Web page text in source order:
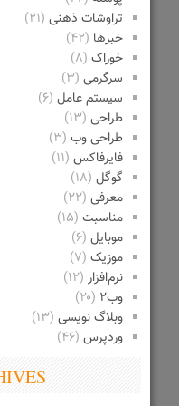
تراوشات ذهنی (۲۱)
خبرها (۴۲)
خوراک (۸)
سرگرمی (۳)
سیستم عامل (۶)
طراحی (۱۳)
طراحی وب (۳)
فایرفاکس (۱۱)
گوگل (۱۸)
معرفی (۲۲)
مناسبت (۱۵)
موبایل (۶)
موزیک (۷)
نرم‌افزار (۱۲)
وب۲ (۲۰)
وبلاگ نویسی (۱۳)
وردپرس (۴۶)